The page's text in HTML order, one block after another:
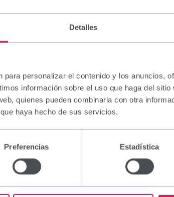
Detalles
para personalizar el contenido y los anuncios,
información sobre el uso que haga del
quienes pueden combinarla con otra
haya hecho de sus servicios.
Preferencias Estadística